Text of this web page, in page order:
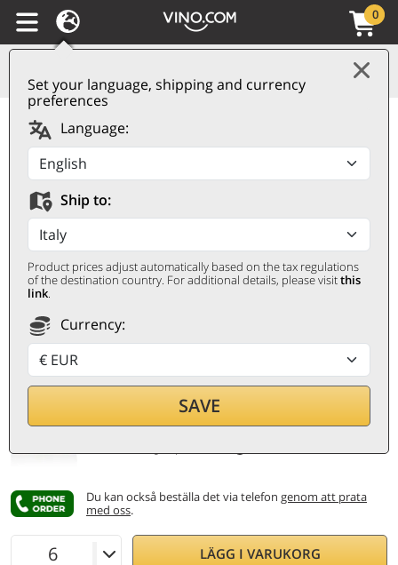
Set your language, shipping and currency
preferences
Language:
Ship to:
Product prices adjust automatically based on the tax regulations
of the destination country. For additional details, please visitthis
link.
Currency:
SAVE
0
Lugana DOC Prestige
2025 Cà Maiol
CÀ MAIOL
0,75 ℓ
12,80€
Du kan också beställa det via telefon genom att prata
med oss.
LÄGG I VARUKORG